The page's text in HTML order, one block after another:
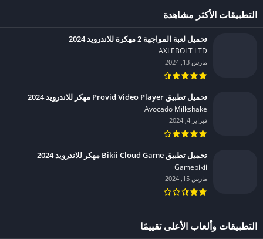
التطبيقات الأكثر مشاهدة
تحميل لعبة المواجهة 2 مهكرة للاندرويد 2024
AXLEBOLT LTD‏
مارس 13, 2024
تحميل تطبيق Provid Video Player مهكر للاندرويد 2024
Avocado Milkshake‏
فبراير 4, 2024
تحميل تطبيق Bikii Cloud Game مهكر للاندرويد 2024
Gamebikii‏
مارس 15, 2024
التطبيقات وألعاب الأعلى تقييمًا